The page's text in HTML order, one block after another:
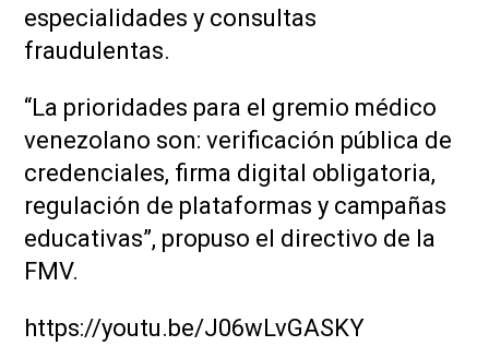
especialidades y consultas
fraudulentas.
“La prioridades para el gremio médico
venezolano son: verificación pública de
credenciales, firma digital obligatoria,
regulación de plataformas y campañas
educativas”, propuso el directivo de la
FMV.
https://youtu.be/J06wLvGASKY